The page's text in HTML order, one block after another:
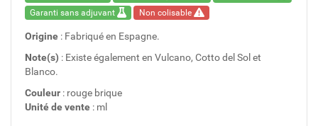
Garanti sans adjuvant
Non colisable
Origine : Fabriqué en Espagne.
Note(s) : Existe également en Vulcano, Cotto del Sol et
Blanco.
Couleur : rouge brique
Unité de vente : ml